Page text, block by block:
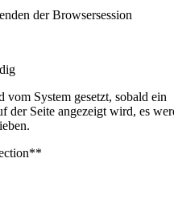
der Browsersession
vom System gesetzt, sobald ein
der Seite angezeigt wird, es